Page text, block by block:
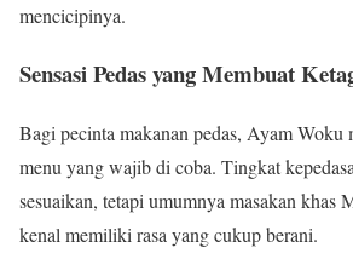
mencicipinya.
Sensasi Pedas yang Membuat
Bagi pecinta makanan pedas, Ayam Woku
menu yang wajib di coba. Tingkat
sesuaikan, tetapi umumnya masakan khas
kenal memiliki rasa yang cukup berani.